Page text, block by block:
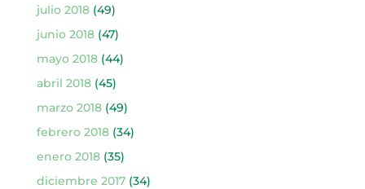
julio 2018(49)
junio 2018(47)
mayo 2018(44)
abril 2018(45)
marzo 2018(49)
febrero 2018(34)
enero 2018(35)
diciembre 2017(34)